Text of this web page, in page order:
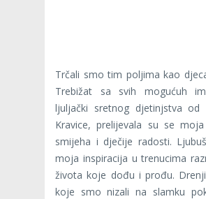
Trčali smo tim poljima kao
Trebižat sa svih mogućuh
ljuljački sretnog djetinjstva od
Kravice, prelijevala su se
smijeha i dječije radosti.
moja inspiracija u trenucima
života koje dođu i prođu.
koje smo nizali na slamku